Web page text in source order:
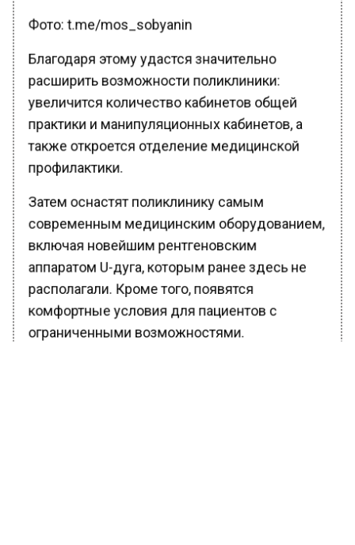
Фото: t.me/mos_sobyanin
Благодаря этому удастся значительно
расширить возможности поликлиники:
увеличится количество кабинетов общей
практики и манипуляционных кабинетов, а
также откроется отделение медицинской
профилактики.
Затем оснастят поликлинику самым
современным медицинским оборудованием,
включая новейшим рентгеновским
аппаратом U-дуга, которым ранее здесь не
располагали. Кроме того, появятся
комфортные условия для пациентов с
ограниченными возможностями.